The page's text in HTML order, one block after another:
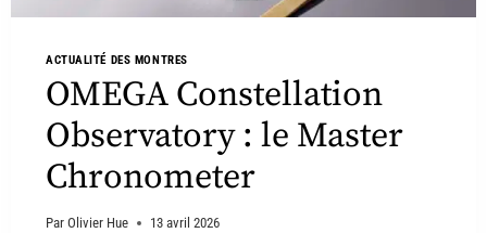
ACTUALITÉ DES MONTRES
OMEGA Constellation
Observatory : le Master
Chronometer
Par Olivier Hue 13 avril 2026